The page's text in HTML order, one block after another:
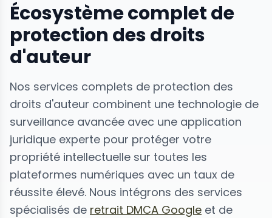
Écosystème complet de
protection des droits
d'auteur
Nos services complets de protection des
droits d'auteur combinent une technologie de
surveillance avancée avec une application
juridique experte pour protéger votre
propriété intellectuelle sur toutes les
plateformes numériques avec un taux de
réussite élevé. Nous intégrons des services
spécialisés de retrait DMCA Google et de